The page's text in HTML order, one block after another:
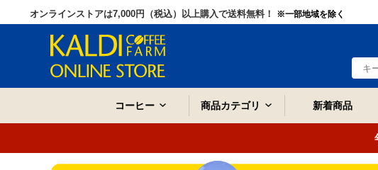
オンラインストアは7,000円（税込）以上購入で送料無料！ ※一部地域を除く
コーヒー 商品カテゴリ 新着商品